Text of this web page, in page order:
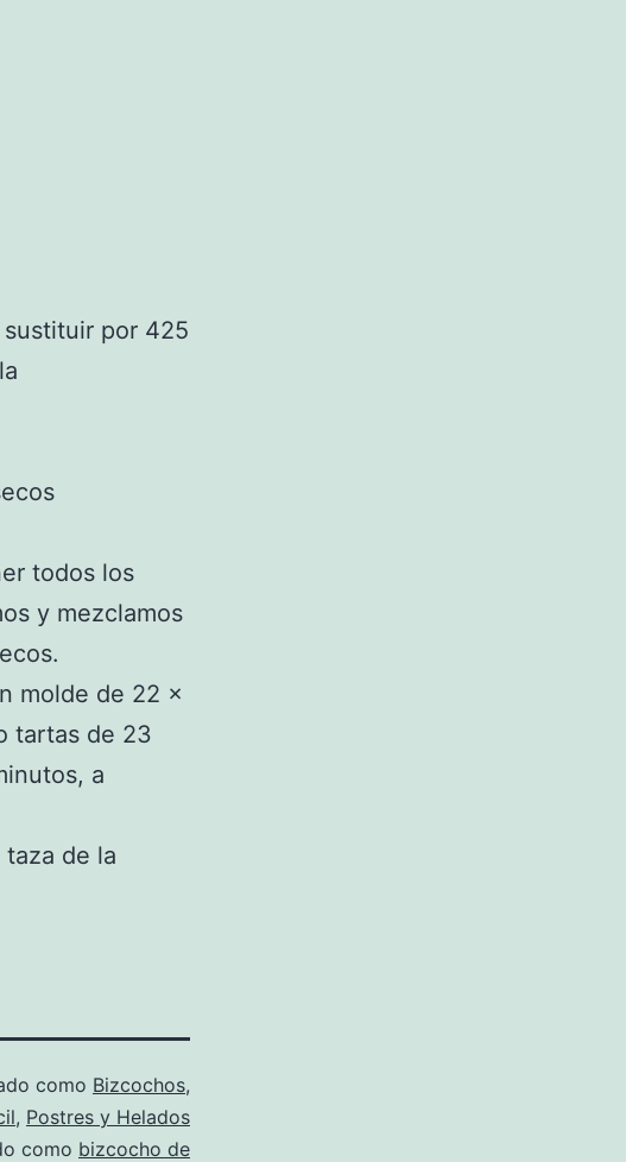
por 425
todos los
y mezclamos
molde de 22 x
tartas de 23
a
de la
como Bizcochos,
, Postres y Helados
como bizcocho de